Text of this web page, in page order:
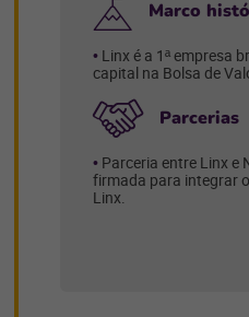
Marco
Linx é a 1ª empresa
capital na Bolsa de
Parcerias
Parceria entre Linx e
firmada para integrar
Linx.